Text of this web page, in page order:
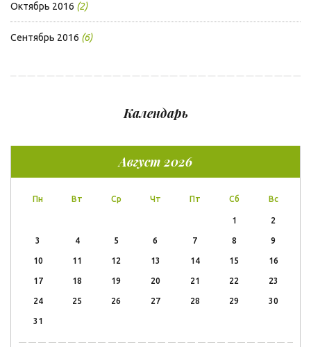
Октябрь 2016 (2)
Сентябрь 2016 (6)
Календарь
Август 2026
Пн Вт Ср Чт Пт Сб Вс
1 2
3 4 5 6 7 8 9
10 11 12 13 14 15 16
17 18 19 20 21 22 23
24 25 26 27 28 29 30
31